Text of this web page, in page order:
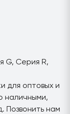
G, Серия R,
для оптовых и
наличными,
Позвонить нам